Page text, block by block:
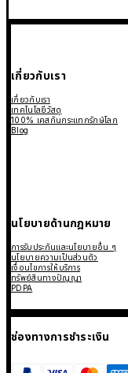
เกี่ยวกับเรา
เกี่ยวกับเรา
เทคโนโลยีวัสดุ
100% เคสกันกระแทกรักษ์โลก
Blog
นโยบายด้านกฎหมาย
การรับประกันและนโยบายอื่น ๆ
นโยบายความเป็นส่วนตัว
เงื่อนไขการให้บริการ
ทรัพย์สินทางปัญญา
PDPA
ช่องทางการชำระเงิน